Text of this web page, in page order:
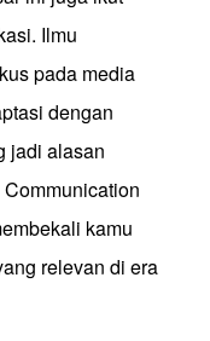
Ilmu
pada media
dengan
jadi alasan
kamu
relevan di era